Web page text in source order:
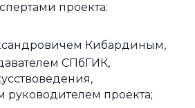
проекта:
Кибардиным,
СПбГИК,
руководителем проекта;